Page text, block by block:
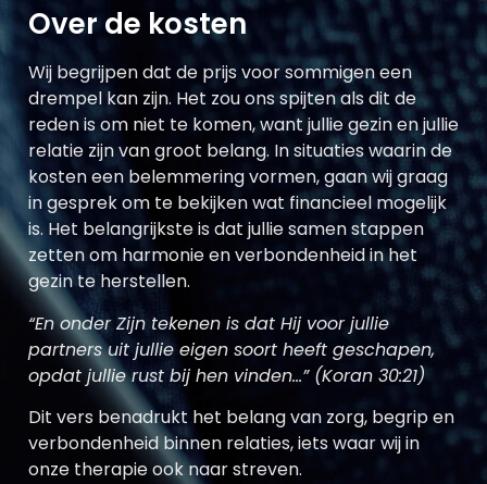
Over de kosten
Wij begrijpen dat de prijs voor sommigen een
drempel kan zijn. Het zou ons spijten als dit de
reden is om niet te komen, want jullie gezin en jullie
relatie zijn van groot belang. In situaties waarin de
kosten een belemmering vormen, gaan wij graag
in gesprek om te bekijken wat financieel mogelijk
is. Het belangrijkste is dat jullie samen stappen
zetten om harmonie en verbondenheid in het
gezin te herstellen.
“En onder Zijn tekenen is dat Hij voor jullie
partners uit jullie eigen soort heeft geschapen,
opdat jullie rust bij hen vinden…” (Koran 30:21)
Dit vers benadrukt het belang van zorg, begrip en
verbondenheid binnen relaties, iets waar wij in
onze therapie ook naar streven.